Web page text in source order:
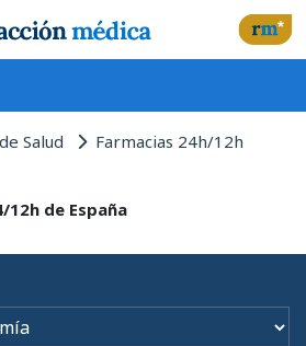
Salud Farmacias 24h/12h
12h de España